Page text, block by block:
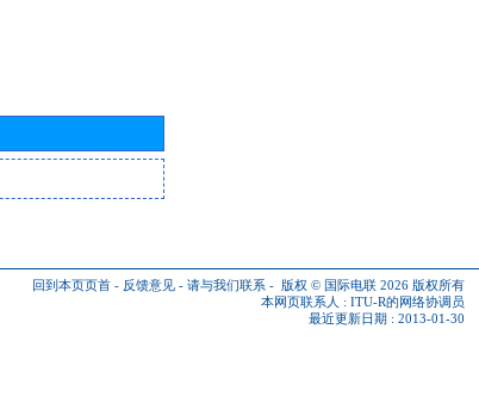
回到本页页首 - 反馈意见 - 请与我们联系 - 版权 © 国际电联 2026 版权所有
本网页联系人 : ITU-R的网络协调员
最近更新日期 : 2013-01-30